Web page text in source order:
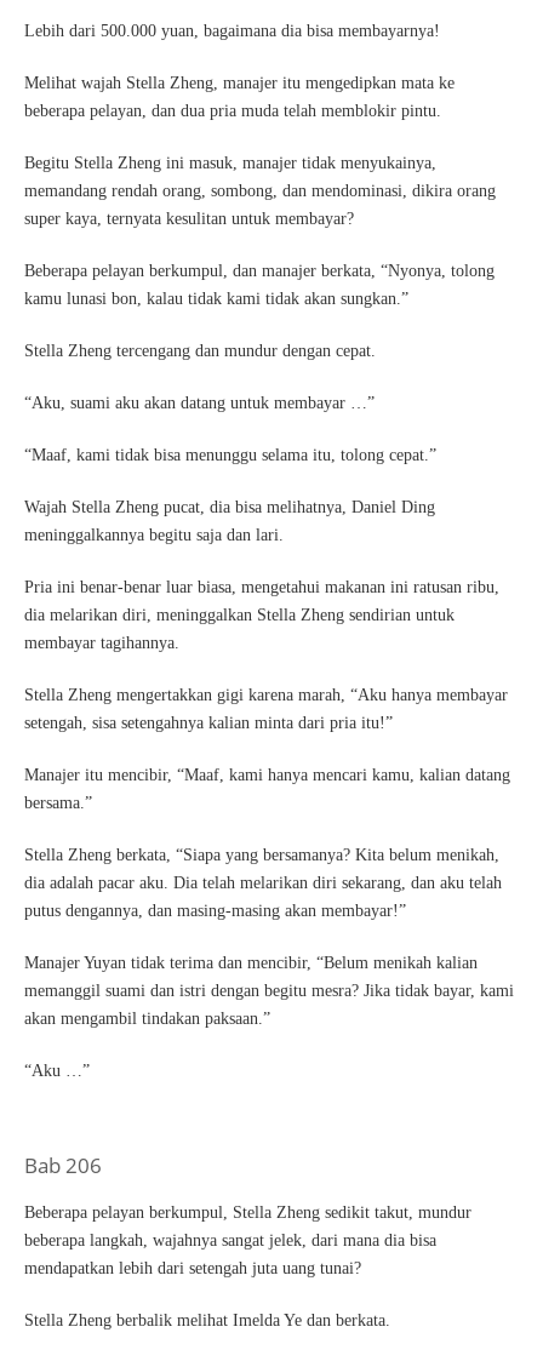
Lebih dari 500.000 yuan, bagaimana dia bisa membayarnya!
Melihat wajah Stella Zheng, manajer itu mengedipkan mata ke
beberapa pelayan, dan dua pria muda telah memblokir pintu.
Begitu Stella Zheng ini masuk, manajer tidak menyukainya,
memandang rendah orang, sombong, dan mendominasi, dikira orang
super kaya, ternyata kesulitan untuk membayar?
Beberapa pelayan berkumpul, dan manajer berkata, “Nyonya, tolong
kamu lunasi bon, kalau tidak kami tidak akan sungkan.”
Stella Zheng tercengang dan mundur dengan cepat.
“Aku, suami aku akan datang untuk membayar …”
“Maaf, kami tidak bisa menunggu selama itu, tolong cepat.”
Wajah Stella Zheng pucat, dia bisa melihatnya, Daniel Ding
meninggalkannya begitu saja dan lari.
Pria ini benar-benar luar biasa, mengetahui makanan ini ratusan ribu,
dia melarikan diri, meninggalkan Stella Zheng sendirian untuk
membayar tagihannya.
Stella Zheng mengertakkan gigi karena marah, “Aku hanya membayar
setengah, sisa setengahnya kalian minta dari pria itu!”
Manajer itu mencibir, “Maaf, kami hanya mencari kamu, kalian datang
bersama.”
Stella Zheng berkata, “Siapa yang bersamanya? Kita belum menikah,
dia adalah pacar aku. Dia telah melarikan diri sekarang, dan aku telah
putus dengannya, dan masing-masing akan membayar!”
Manajer Yuyan tidak terima dan mencibir, “Belum menikah kalian
memanggil suami dan istri dengan begitu mesra? Jika tidak bayar, kami
akan mengambil tindakan paksaan.”
“Aku …”
Bab 206
Beberapa pelayan berkumpul, Stella Zheng sedikit takut, mundur
beberapa langkah, wajahnya sangat jelek, dari mana dia bisa
mendapatkan lebih dari setengah juta uang tunai?
Stella Zheng berbalik melihat Imelda Ye dan berkata.